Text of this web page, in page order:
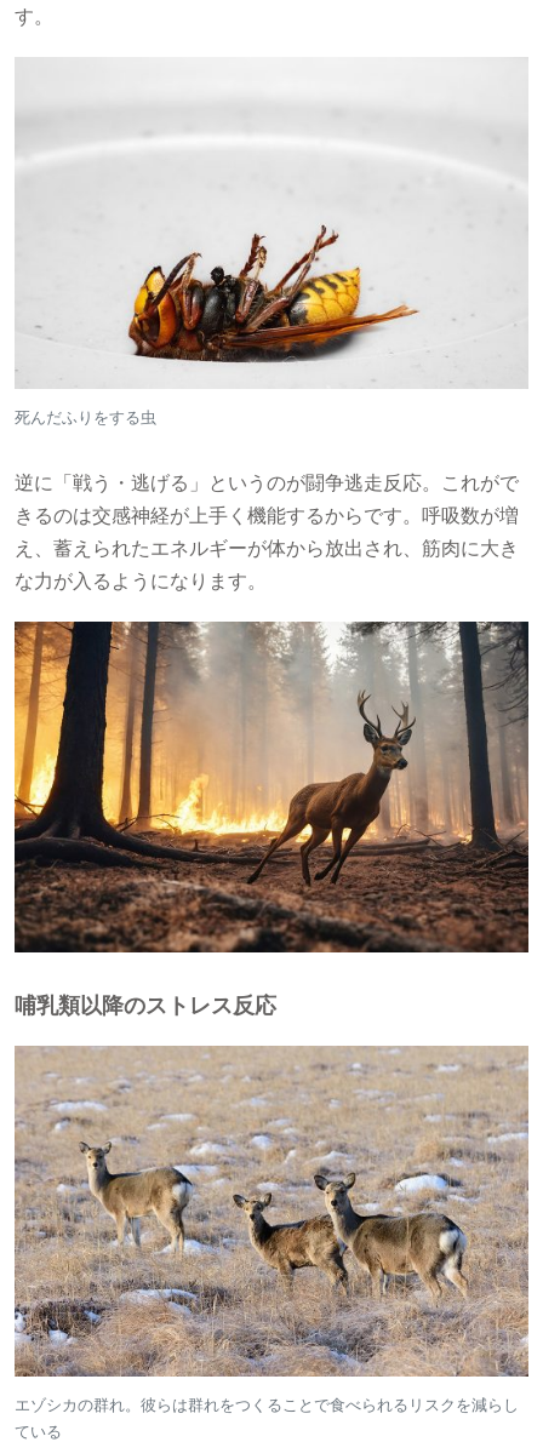
す。
死んだふりをする虫
逆に「戦う・逃げる」というのが闘争逃走反応。これがで
きるのは交感神経が上手く機能するからです。呼吸数が増
え、蓄えられたエネルギーが体から放出され、筋肉に大き
な力が入るようになります。
哺乳類以降のストレス反応
エゾシカの群れ。彼らは群れをつくることで食べられるリスクを減らし
ている